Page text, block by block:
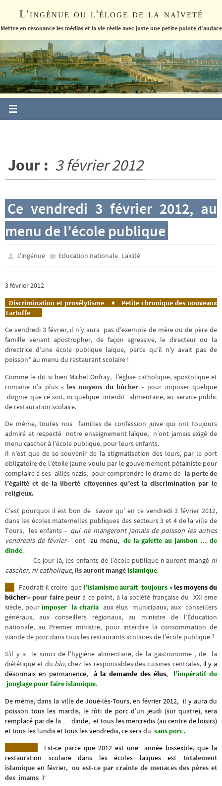
le
L'ingénue ou l'éloge de la naïveté
Mettre en résonance les médias et la vie réelle avec juste une petite pointe d'audace
Jour : 3 février 2012
Ce vendredi 3 février 2012, au
menu de l’école publique
L'ingénue Education nationale, Laïcité
3 février 2012
Discrimination et prosélytisme ♦ Petite chronique des nouveaux
Tartuffe
Ce vendredi 3 février, il n’y aura pas d’exemple de mère ou de père de
famille venant apostropher, de façon agressive, le directeur ou la
directrice d’une école publique laïque, parce qu’il n’y avait pas de
poisson* au menu du restaurant scolaire !
Comme le dit si bien Michel Onfray, l’église catholique, apostolique et
romaine n’a plus « les moyens du bûcher» pour imposer quelque
dogme que ce soit, ni quelque interdit alimentaire, au service public
de restauration scolaire.
De même, toutes nos familles de confession juive qui ont toujours
admiré et respecté notre enseignement laïque, n’ont jamais exigé de
menu cascher à l’école publique, pour leurs enfants.
Il n’est que de se souvenir de la stigmatisation des leurs, par le port
obligatoire de l’étoile jaune voulu par le gouvernement pétainiste pour
complaire à ses alliés nazis, pour comprendre le drame de la perte de
l’égalité et de la liberté citoyennes qu’est la discrimination par le
religieux.
C’est pourquoi il est bon de savoir qu’ en ce vendredi 3 février 2012,
dans les écoles maternelles publiques des secteurs 3 et 4 de la ville de
Tours, les enfants – qui ne mangeront jamais de poisson les autres
vendredis de février– ont au menu, de la galette au jambon … de
dinde.
Ce jour-là, les enfants de l’école publique n’auront mangé ni
cascher, ni catholique, ils auront mangéislamique.
Faudrait-il croire quel’islamisme aurait toujours«les moyens du
bûcher» pour faire peur à ce point, à la société française du XXI ème
siècle, pourimposer la charia aux élus municipaux, aux conseillers
généraux, aux conseillers régionaux, au ministre de l’Éducation
nationale, au Premier ministre, pour interdire la consommation de
viande de porc dans tous les restaurants scolaires de l’école publique ?
S’il y a le souci de l’hygiène alimentaire, de la gastronomie , de la
diététique et du bio, chez les responsables des cuisines centrales, il y a
désormais en permanence,à la demande des élus,
l’impératif du
jonglage pour faireislamique.
De même, dans la ville de Joué-lès-Tours, en février 2012, il y aura du
poisson tous les mardis, le rôti de porc d’un jeudi (sur quatre), sera
remplacé par de la … dinde, et tous les mercredis (au centre de loisirs)
et tous les lundis et tous les vendredis, ce sera du sans porc.
Est-ce parce que 2012 est une année bissextile, que la
restauration scolaire dans les écoles laïques est totalement
islamique en février,ou est-ce par crainte de menaces des pères et
des imams ?